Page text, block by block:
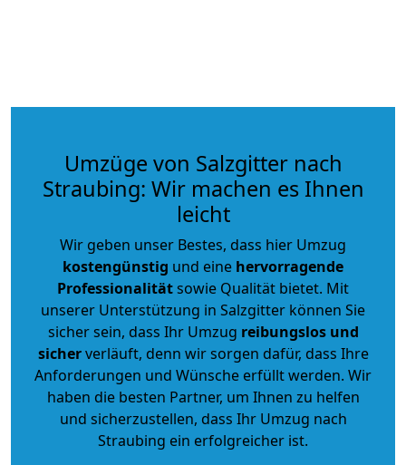
Umzüge von Salzgitter nach
Straubing: Wir machen es Ihnen
leicht
Wir geben unser Bestes, dass hier Umzug
kostengünstig und eine hervorragende
Professionalitätsowie Qualität bietet. Mit
unserer Unterstützung in Salzgitter können Sie
sicher sein, dass Ihr Umzug reibungslos und
sicherverläuft, denn wir sorgen dafür, dass Ihre
Anforderungen und Wünsche erfüllt werden. Wir
haben die besten Partner, um Ihnen zu helfen
und sicherzustellen, dass Ihr Umzug nach
Straubing ein erfolgreicher ist.